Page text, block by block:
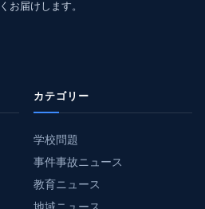
お届けします。
カテゴリー
学校問題
事件事故ニュース
教育ニュース
地域ニュース